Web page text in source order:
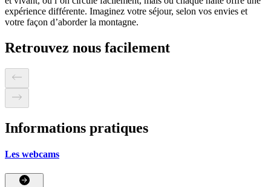
expérience différente. Imaginez votre séjour, selon vos envies et
votre façon d’aborder la montagne.
Retrouvez nous facilement
Informations pratiques
Les webcams